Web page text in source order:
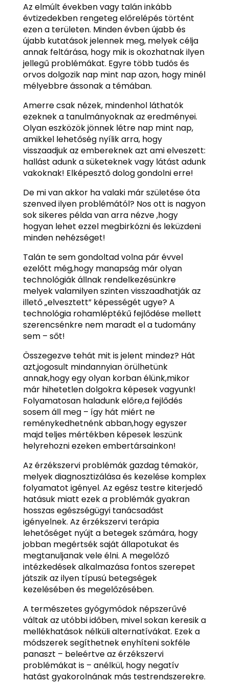
Az elmúlt években vagy talán inkább
évtizedekben rengeteg előrelépés történt
ezen a területen. Minden évben újabb és
újabb kutatások jelennek meg, melyek célja
annak feltárása, hogy mik is okozhatnak ilyen
jellegű problémákat. Egyre több tudós és
orvos dolgozik nap mint nap azon, hogy minél
mélyebbre ássonak a témában.
Amerre csak nézek, mindenhol láthatók
ezeknek a tanulmányoknak az eredményei.
Olyan eszközök jönnek létre nap mint nap,
amikkel lehetőség nyílik arra, hogy
visszaadjuk az embereknek azt ami elveszett:
hallást adunk a süketeknek vagy látást adunk
vakoknak! Elképesztő dolog gondolni erre!
De mi van akkor ha valaki már születése óta
szenved ilyen problémától? Nos ott is nagyon
sok sikeres példa van arra nézve ,hogy
hogyan lehet ezzel megbirkózni és leküzdeni
minden nehézséget!
Talán te sem gondoltad volna pár évvel
ezelőtt még,hogy manapság már olyan
technológiák állnak rendelkezésünkre
melyek valamilyen szinten visszaadhatják az
illető „elvesztett” képességét ugye? A
technológia rohamléptékű fejlődése mellett
szerencsénkre nem maradt el a tudomány
sem – sőt!
Összegezve tehát mit is jelent mindez? Hát
azt,jogosult mindannyian örülhetünk
annak,hogy egy olyan korban élünk,mikor
már hihetetlen dolgokra képesek vagyunk!
Folyamatosan haladunk előre,a fejlődés
sosem áll meg – így hát miért ne
reménykedhetnénk abban,hogy egyszer
majd teljes mértékben képesek leszünk
helyrehozni ezeken embertársainkon!
Az érzékszervi problémák gazdag témakör,
melyek diagnosztizálása és kezelése komplex
folyamatot igényel. Az egész testre kiterjedő
hatásuk miatt ezek a problémák gyakran
hosszas egészségügyi tanácsadást
igényelnek. Az érzékszervi terápia
lehetőséget nyújt a betegek számára, hogy
jobban megértsék saját állapotukat és
megtanuljanak vele élni. A megelőző
intézkedések alkalmazása fontos szerepet
játszik az ilyen típusú betegségek
kezelésében és megelőzésében.
A természetes gyógymódok népszerűvé
váltak az utóbbi időben, mivel sokan keresik a
mellékhatások nélküli alternatívákat. Ezek a
módszerek segíthetnek enyhíteni sokféle
panaszt – beleértve az érzékszervi
problémákat is – anélkül, hogy negatív
hatást gyakorolnának más testrendszerekre.